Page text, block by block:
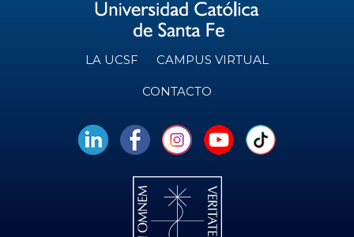
LA UCSF CAMPUS VIRTUAL
CONTACTO